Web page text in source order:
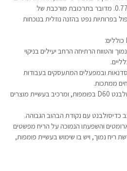
של 0.2%, וכבידה ספציפית של 0.77. מדובר בתרכובת מורכבת של
בפרותיות נפט בהזנה נוזלית בנוכחות
והטווח הרתיחה הרחב יעילים בניקוי
ובמפעלים המתעסקים בעבודות
ממתכות.
מספרי ייצור: ניתן למצוא את דיסולבנט D60 בפומפות, ומרכיב בעשיית מוצרים
כדיסולבנט עם נקודת הבהוב הגבוהה.
והשפעתו הנמוכה על הריח מפשטים
ריח נמוך, ויש בו שימוש בעשיית פומפות,